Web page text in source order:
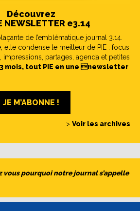
Découvrez
NEWSLETTER e3.14
de l’emblématique journal 3.14.
elle condense le meilleur de PIE : focus
impressions, partages, agenda et petites
mois, tout PIE en une newsletter
JE M’ABONNE !
> Voir les archives
vous pourquoi notre journal s’appelle